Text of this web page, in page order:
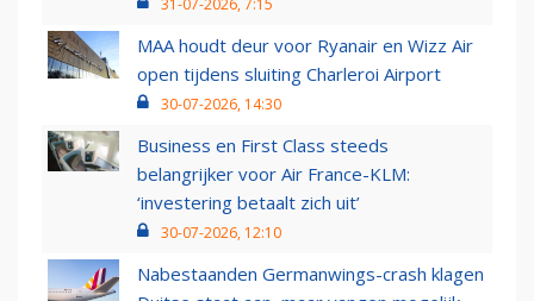
31-07-2026, 7:15
MAA houdt deur voor Ryanair en Wizz Air
open tijdens sluiting Charleroi Airport
30-07-2026, 14:30
Business en First Class steeds
belangrijker voor Air France-KLM:
‘investering betaalt zich uit’
30-07-2026, 12:10
Nabestaanden Germanwings-crash klagen